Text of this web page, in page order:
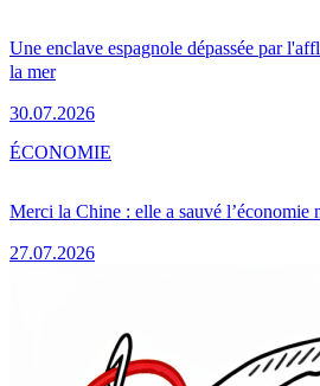
Une enclave espagnole dépassée par
la mer
30.07.2026
Merci la Chine : elle a sauvé l’économie
27.07.2026
ÉCONOMIE